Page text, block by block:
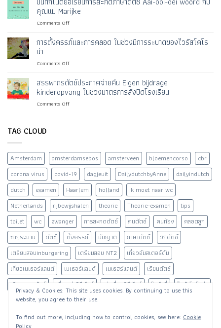
การ
เขียน
ให้
รัก
เรียน
ภาษา
ดัตช์
ที่
/
cht
คุณแม่ Marijke
Comments Offon
ทึก
โน๊ต
เรียน
สะกด
ภาษา
ดัตช์
แม่
Marijke
การตั้งครรภ์และการคลอด ในช่วงมีการระบาดของไวรัสโคโร
น่า
Comments Offon
ตั้ง
ครรภ์
และ
การ
ระบาด
ของ
ไวรัส
โค
โร
น่า
สรรพากรดัตช์ประกาศจ่ายคืน Eigen bijdrage
kinderopvang ในช่วงมาตรการสั่งปิดโรงเรียน
Comments Offon
Eigen
bijdrage
kinderopvang
ใน
ช่วง
มาตรการ
สั่ง
ปิด
โรงเรียน
TAG CLOUD
Amsterdam amsterdamsebos amsterveen bloemencorso
cbr
corona virus
covid-19 dagjeuit DailydutchbyAnne
dailyindutch
dutch
examen Haarlem holland
ik moet naar wc
Netherlands
rijbewijshalen theorie Theorie-examen
tips
toilet
wc zwanger การสะกดดัตช์ คนดัตช์ คนท้อง
คลอดลูก
ซากุระบาน
ดัตช์ ตั้งครรภ์ นับญาติ ภาษาดัตช์
วิถีดัตช์
เตรียมสอบinburgering
เตรียมสอบ NT2
เที่ยวอัมสเตอร์ดัม
เที่ยวเนเธอร์แลนด์
เนเธอร์แลนด์ เนเธฮร์แลนด์
เรียนดัตช์
เรียนภาษาดัตช์
เรื่องเล่าวิถีดัตช์ เล่าเรื่องวิถีดัตช์ ใบขับขี่ ไวรัสโคโรน่า
Privacy & Cookies: This site uses cookies. By continuing to use this
website, you agree to their use.
To find out more, including how to control cookies, see here: Cookie
Policy